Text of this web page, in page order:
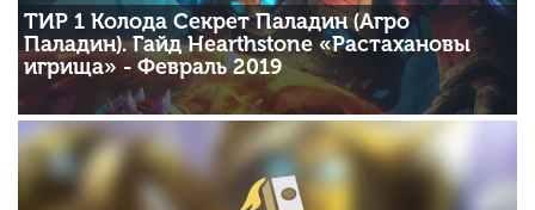
ТИР 1 Колода Секрет Паладин (Агро
Паладин). Гайд Hearthstone «Растахановы
игрища» - Февраль 2019